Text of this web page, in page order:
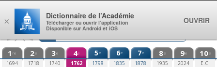
Aller au contenu
1 re
1694
2e
1718
3e
1740
4e
1762
5e
1798
6e
1835
7e
1878
8e
1935
9e
2024
10e
E.C.
×
Dictionnaire de l’Académie
Télécharger ou ouvrir l’application
Disponible sur Android et iOS
OUVRIR